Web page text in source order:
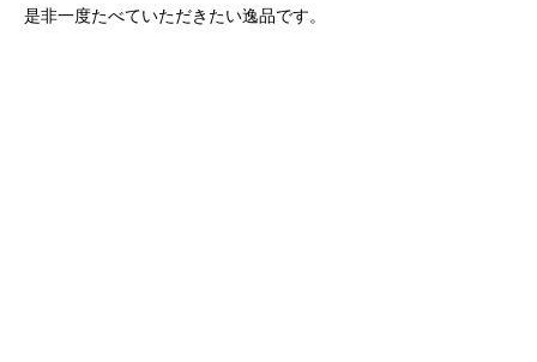
是非一度たべていただきたい逸品です。